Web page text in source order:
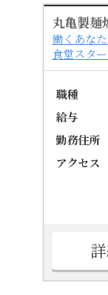
丸亀製麺
働くあな
食堂スター
職種
給与
勤務住所
アクセス